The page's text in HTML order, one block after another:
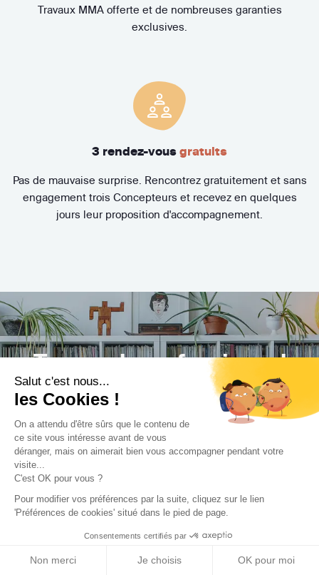
Salut c'est nous...
les Cookies !
On a attendu d'être sûrs que le contenu de
ce site vous intéresse avant de vous
déranger, mais on aimerait bien vous accompagner pendant votre
visite...
C'est OK pour vous ?
Pour modifier vos préférences par la suite, cliquez sur le lien
'Préférences de cookies' situé dans le pied de page.
Consentements certifiés par
Non merci Je choisis OK pour moi
Travaux MMA offerte et de nombreuses garanties
exclusives.
3 rendez-vous gratuits
Pas de mauvaise surprise. Rencontrez gratuitement et sans
engagement trois Concepteurs et recevez en quelques
jours leur proposition d'accompagnement.
Trouvez le professionnel
le plus adapté à votre
projet !
Trouver mon Concepteur